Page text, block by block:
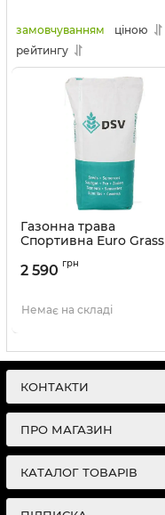
замовчуванням ціною
рейтингу
Газонна трава
Спортивна Euro Grass
Артикул:
2 590 грн
Немає на складі
КОНТАКТИ
ПРО МАГАЗИН
КАТАЛОГ ТОВАРІВ